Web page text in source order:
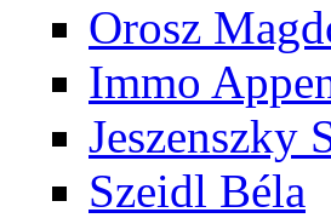
Orosz
Im­mo
Je­szensz­ky
Szeidl Bé­la